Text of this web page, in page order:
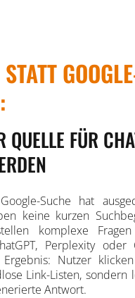
QUELLE FÜR
Suche hat
keine kurzen
komplexe
Perplexity oder
Ergebnis: Nutzer
Link-Listen, sondern
Antwort.